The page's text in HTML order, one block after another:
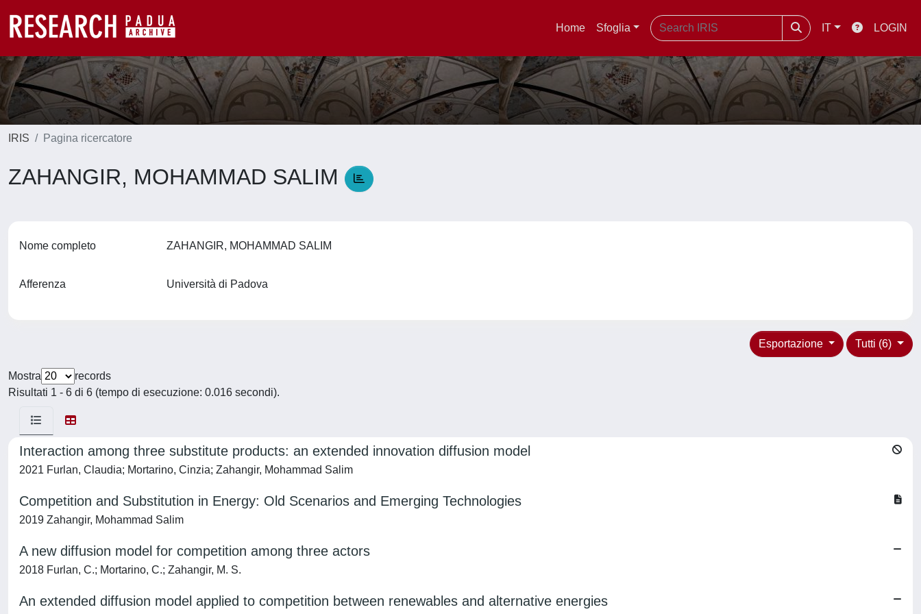
Home Sfoglia IT LOGIN
IRIS Pagina ricercatore
ZAHANGIR, MOHAMMAD SALIM
Nome completo ZAHANGIR, MOHAMMAD SALIM
Afferenza Università di Padova
Tutti (6)
Esportazione
Mostra
records
Risultati 1 - 6 di 6 (tempo di esecuzione: 0.016 secondi).
Interaction among three substitute products: an extended innovation diffusion model
2021 Furlan, Claudia; Mortarino, Cinzia; Zahangir, Mohammad Salim
Competition and Substitution in Energy: Old Scenarios and Emerging Technologies
2019 Zahangir, Mohammad Salim
A new diffusion model for competition among three actors
2018 Furlan, C.; Mortarino, C.; Zahangir, M. S.
An extended diffusion model applied to competition between renewables and alternative energies